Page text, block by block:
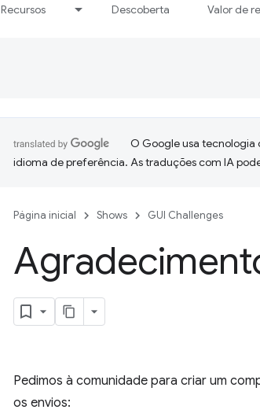
Recursos Descoberta Valor de
O Google usa tecnologia
idioma de preferência. As traduções com IA
Página inicial Shows GUI Challenges
Pedimos à comunidade para criar um
os envios: